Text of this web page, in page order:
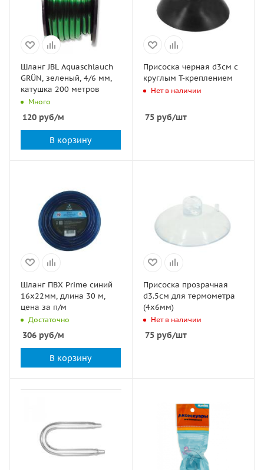
Шланг JBL Aquaschlauch
GRÜN, зеленый, 4/6 мм,
катушка 200 метров
Много
120 руб/м
В корзину
Присоска черная d3см с
круглым T-креплением
Нет в наличии
75руб/шт
Шланг ПВХ Prime синий
16х22мм, длина 30 м,
цена за п/м
Достаточно
306 руб/м
В корзину
Присоска прозрачная
d3.5см для термометра
(4x6мм)
Нет в наличии
75руб/шт